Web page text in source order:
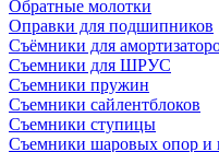
Обратные молотки
Оправки для подшипников
Съёмники для
Съемники для ШРУС
Съемники пружин
Съемники сайлентблоков
Съемники ступицы
Съемники шаровых опор и